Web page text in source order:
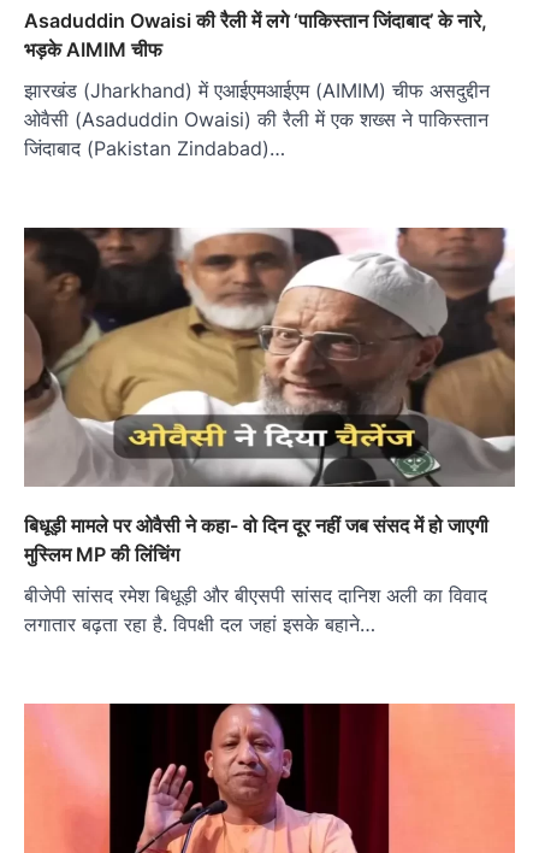
Asaduddin Owaisi की रैली में लगे ‘पाकिस्तान जिंदाबाद’ के नारे,
भड़के AIMIM चीफ
झारखंड (Jharkhand) में एआईएमआईएम (AIMIM) चीफ असदुद्दीन
ओवैसी (Asaduddin Owaisi) की रैली में एक शख्स ने पाकिस्तान
जिंदाबाद (Pakistan Zindabad)…
बिधूड़ी मामले पर ओवैसी ने कहा- वो दिन दूर नहीं जब संसद में हो जाएगी
मुस्लिम MP की लिंचिंग
बीजेपी सांसद रमेश बिधूड़ी और बीएसपी सांसद दानिश अली का विवाद
लगातार बढ़ता रहा है. विपक्षी दल जहां इसके बहाने…